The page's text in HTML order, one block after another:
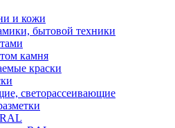
и кожи
бытовой техники
камня
краски
светорассеивающие